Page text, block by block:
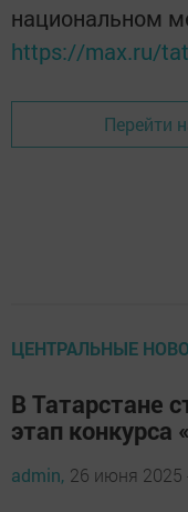
национальном
https://max.ru/
Перейти
ЦЕНТРАЛЬНЫЕ
В Татарстане
этап конкурса
admin, 26 июня 2025